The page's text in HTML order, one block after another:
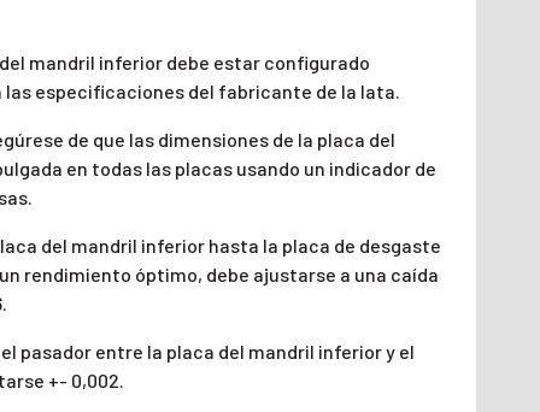
mandril inferior debe estar configurado
especificaciones del fabricante de la lata.
de que las dimensiones de la placa del
en todas las placas usando un indicador de
del mandril inferior hasta la placa de desgaste
rendimiento óptimo, debe ajustarse a una caída
pasador entre la placa del mandril inferior y el
+- 0,002.